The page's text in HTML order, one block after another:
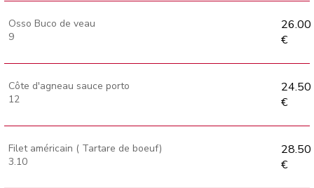
Osso Buco de veau
9
26.00
€
Côte d'agneau sauce porto
12
24.50
€
Filet américain ( Tartare de boeuf)
3.10
28.50
€